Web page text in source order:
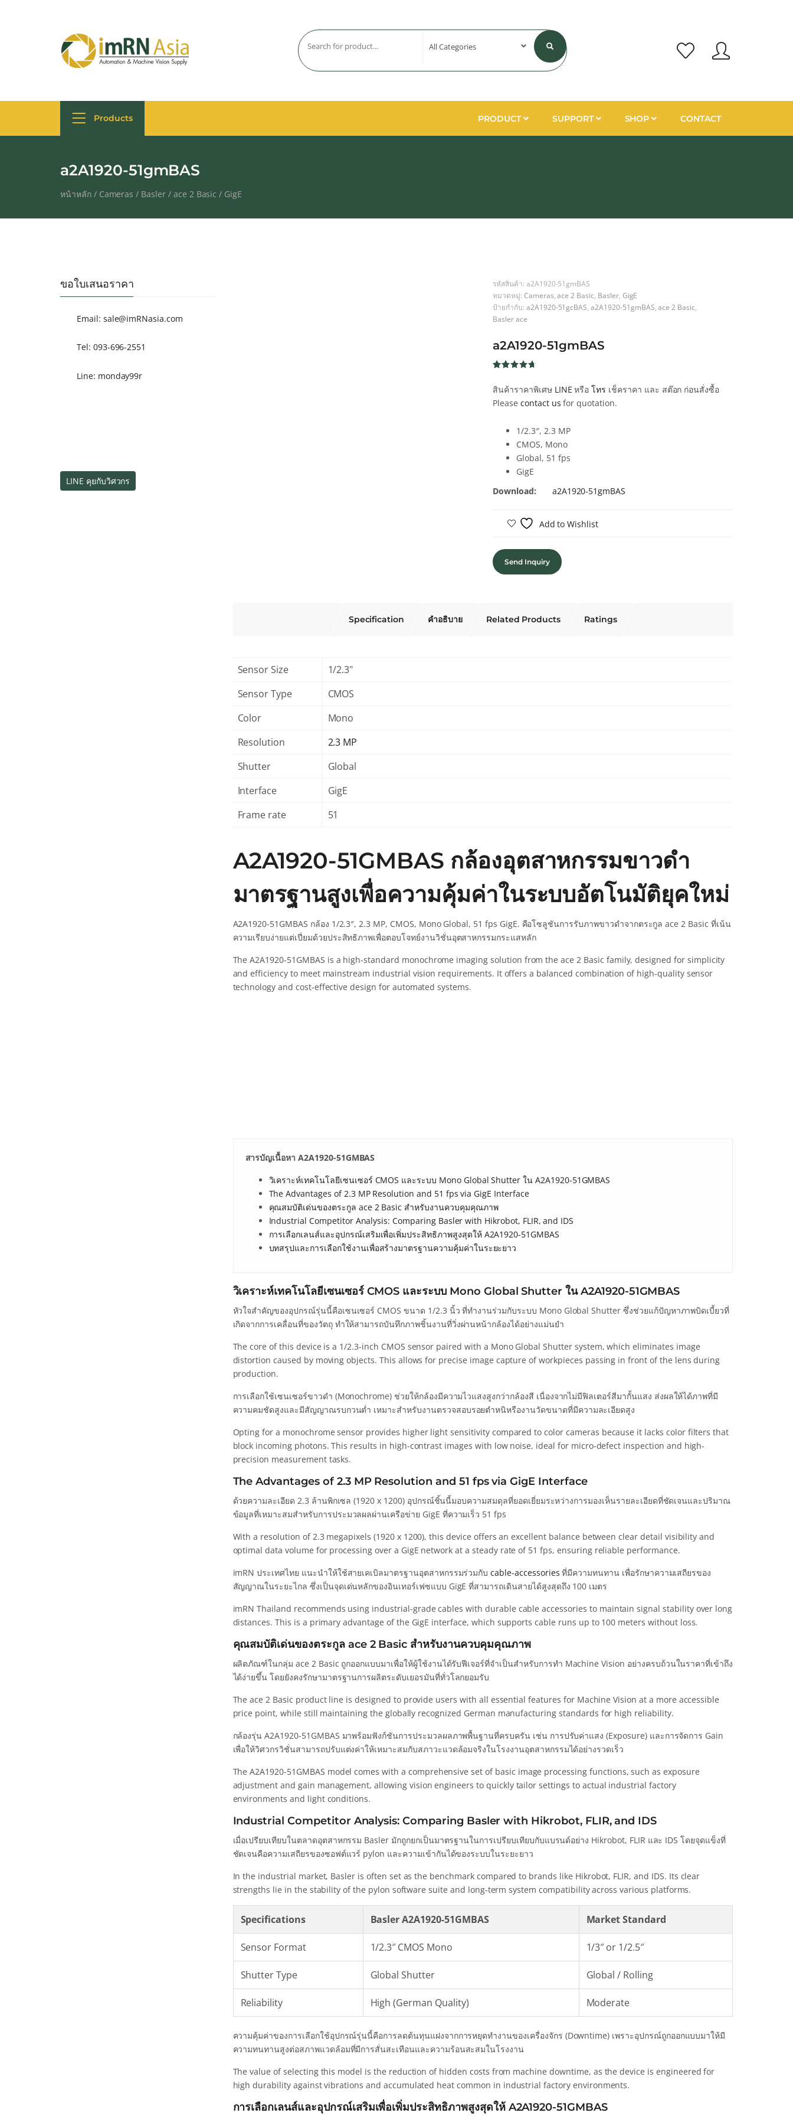
Products PRODUCT SUPPORT SHOP CONTACT
a2A1920-51gmBAS
หน้าหลัก/ Cameras / Basler/ ace 2 Basic / GigE
ขอใบเสนอราคา
Email: sale@imRNasia.com
Tel: 093-696-2551
Line: monday99r
LINE คุยกับวิศวกร
รหัสสินค้า: a2A1920-51gmBAS
หมวดหมู่: Cameras ,ace 2 Basic Basler, GigE
ป้ายกำกับ: a2A1920-51gcBAS ,a2A1920-51gmBAS ,ace 2 Basic
Basler ace
a2A1920-51gmBAS
4.6 จาก
5 คะแนน
เต็มบน
ของลูกค้า
สินค้าราคาพิเศษ LINE หรือโทร เช็คราคา และ สต๊อก ก่อนสั่งซื้อ
Please contact us for quotation.
1/2.3″, 2.3 MP
CMOS, Mono
Global, 51 fps
GigE
Download:
a2A1920-51gmBAS
Add to Wishlist
Send Inquiry
Specification คำอธิบาย Related Products Ratings
Sensor Size
1/2.3"
Sensor Type
CMOS
Color
Mono
Resolution
2.3 MP
Shutter
Global
Interface
GigE
Frame rate
51
A2A1920-51GMBAS กล้องอุตสาหกรรมขาวดำ
มาตรฐานสูงเพื่อความคุ้มค่าในระบบอัตโนมัติยุคใหม่
A2A1920-51GMBAS กล้อง 1/2.3″, 2.3 MP, CMOS, Mono Global, 51 fps GigE. คือโซลูชันการรับภาพขาวดำจากตระกูล ace 2 Basic ที่เน้น
ความเรียบง่ายแต่เปี่ยมด้วยประสิทธิภาพเพื่อตอบโจทย์งานวิชั่นอุตสาหกรรมกระแสหลัก
The A2A1920-51GMBAS is a high-standard monochrome imaging solution from the ace 2 Basic family, designed for simplicity
and efficiency to meet mainstream industrial vision requirements. It offers a balanced combination of high-quality sensor
technology and cost-effective design for automated systems.
สารบัญเนื้อหา A2A1920-51GMBAS
วิเคราะห์เทคโนโลยีเซนเซอร์ CMOS และระบบ Mono Global Shutter ใน A2A1920-51GMBAS
The Advantages of 2.3 MP Resolution and 51 fps via GigE Interface
คุณสมบัติเด่นของตระกูล ace 2 Basic สำหรับงานควบคุมคุณภาพ
Industrial Competitor Analysis: Comparing Basler with Hikrobot, FLIR, and IDS
การเลือกเลนส์และอุปกรณ์เสริมเพื่อเพิ่มประสิทธิภาพสูงสุดให้ A2A1920-51GMBAS
บทสรุปและการเลือกใช้งานเพื่อสร้างมาตรฐานความคุ้มค่าในระยะยาว
วิเคราะห์เทคโนโลยีเซนเซอร์ CMOS และระบบ Mono Global Shutter ใน A2A1920-51GMBAS
หัวใจสำคัญของอุปกรณ์รุ่นนี้คือเซนเซอร์ CMOS ขนาด 1/2.3 นิ้ว ที่ทำงานร่วมกับระบบ Mono Global Shutter ซึ่งช่วยแก้ปัญหาภาพบิดเบี้ยวที่
เกิดจากการเคลื่อนที่ของวัตถุ ทำให้สามารถบันทึกภาพชิ้นงานที่วิ่งผ่านหน้ากล้องได้อย่างแม่นยำ
The core of this device is a 1/2.3-inch CMOS sensor paired with a Mono Global Shutter system, which eliminates image
distortion caused by moving objects. This allows for precise image capture of workpieces passing in front of the lens during
production.
การเลือกใช้เซนเซอร์ขาวดำ (Monochrome) ช่วยให้กล้องมีความไวแสงสูงกว่ากล้องสี เนื่องจากไม่มีฟิลเตอร์สีมากั้นแสง ส่งผลให้ได้ภาพที่มี
ความคมชัดสูงและมีสัญญาณรบกวนต่ำ เหมาะสำหรับงานตรวจสอบรอยตำหนิหรืองานวัดขนาดที่มีความละเอียดสูง
Opting for a monochrome sensor provides higher light sensitivity compared to color cameras because it lacks color filters that
block incoming photons. This results in high-contrast images with low noise, ideal for micro-defect inspection and high-
precision measurement tasks.
The Advantages of 2.3 MP Resolution and 51 fps via GigE Interface
ด้วยความละเอียด 2.3 ล้านพิกเซล (1920 x 1200) อุปกรณ์ชิ้นนี้มอบความสมดุลที่ยอดเยี่ยมระหว่างการมองเห็นรายละเอียดที่ชัดเจนและปริมาณ
ข้อมูลที่เหมาะสมสำหรับการประมวลผลผ่านเครือข่าย GigE ที่ความเร็ว 51 fps
With a resolution of 2.3 megapixels (1920 x 1200), this device offers an excellent balance between clear detail visibility and
optimal data volume for processing over a GigE network at a steady rate of 51 fps, ensuring reliable performance.
imRN ประเทศไทย แนะนำให้ใช้สายเคเบิลมาตรฐานอุตสาหกรรมร่วมกับcable-accessories ที่มีความทนทาน เพื่อรักษาความเสถียรของ
สัญญาณในระยะไกล ซึ่งเป็นจุดเด่นหลักของอินเทอร์เฟซแบบ GigE ที่สามารถเดินสายได้สูงสุดถึง 100 เมตร
imRN Thailand recommends using industrial-grade cables with durable cable accessories to maintain signal stability over long
distances. This is a primary advantage of the GigE interface, which supports cable runs up to 100 meters without loss.
คุณสมบัติเด่นของตระกูล ace 2 Basic สำหรับงานควบคุมคุณภาพ
ผลิตภัณฑ์ในกลุ่ม ace 2 Basic ถูกออกแบบมาเพื่อให้ผู้ใช้งานได้รับฟีเจอร์ที่จำเป็นสำหรับการทำ Machine Vision อย่างครบถ้วนในราคาที่เข้าถึง
ได้ง่ายขึ้น โดยยังคงรักษามาตรฐานการผลิตระดับเยอรมันที่ทั่วโลกยอมรับ
The ace 2 Basic product line is designed to provide users with all essential features for Machine Vision at a more accessible
price point, while still maintaining the globally recognized German manufacturing standards for high reliability.
กล้องรุ่น A2A1920-51GMBAS มาพร้อมฟังก์ชันการประมวลผลภาพพื้นฐานที่ครบครัน เช่น การปรับค่าแสง (Exposure) และการจัดการ Gain
เพื่อให้วิศวกรวิชั่นสามารถปรับแต่งค่าให้เหมาะสมกับสภาวะแวดล้อมจริงในโรงงานอุตสาหกรรมได้อย่างรวดเร็ว
The A2A1920-51GMBAS model comes with a comprehensive set of basic image processing functions, such as exposure
adjustment and gain management, allowing vision engineers to quickly tailor settings to actual industrial factory
environments and light conditions.
Industrial Competitor Analysis: Comparing Basler with Hikrobot, FLIR, and IDS
เมื่อเปรียบเทียบในตลาดอุตสาหกรรม Basler มักถูกยกเป็นมาตรฐานในการเปรียบเทียบกับแบรนด์อย่าง Hikrobot, FLIR และ IDS โดยจุดแข็งที่
ชัดเจนคือความเสถียรของซอฟต์แวร์ pylon และความเข้ากันได้ของระบบในระยะยาว
In the industrial market, Basler is often set as the benchmark compared to brands like Hikrobot, FLIR, and IDS. Its clear
strengths lie in the stability of the pylon software suite and long-term system compatibility across various platforms.
Specifications Basler A2A1920-51GMBAS Market Standard
Sensor Format 1/2.3″ CMOS Mono 1/3″ or 1/2.5″
Shutter Type Global Shutter Global / Rolling
Reliability High (German Quality) Moderate
ความคุ้มค่าของการเลือกใช้อุปกรณ์รุ่นนี้คือการลดต้นทุนแฝงจากการหยุดทำงานของเครื่องจักร (Downtime) เพราะอุปกรณ์ถูกออกแบบมาให้มี
ความทนทานสูงต่อสภาพแวดล้อมที่มีการสั่นสะเทือนและความร้อนสะสมในโรงงาน
The value of selecting this model is the reduction of hidden costs from machine downtime, as the device is engineered for
high durability against vibrations and accumulated heat common in industrial factory environments.
การเลือกเลนส์และอุปกรณ์เสริมเพื่อเพิ่มประสิทธิภาพสูงสุดให้ A2A1920-51GMBAS